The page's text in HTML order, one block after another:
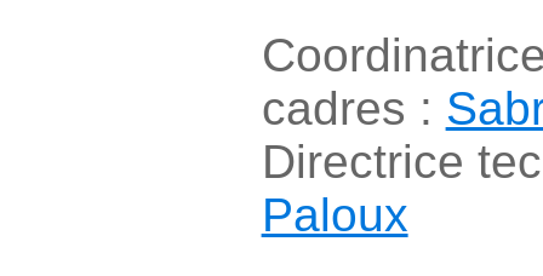
cadres :
Directrice
Paloux